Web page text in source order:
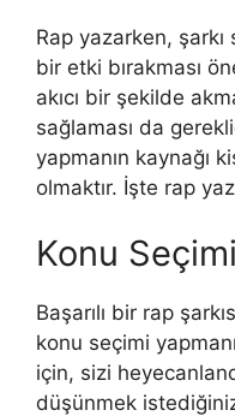
Rap yazarken,
bir etki bırakması
akıcı bir şekilde
sağlaması da
yapmanın kaynağı
olmaktır. İşte rap
Konu Seçimi
Başarılı bir rap
konu seçimi
için, sizi
düşünmek